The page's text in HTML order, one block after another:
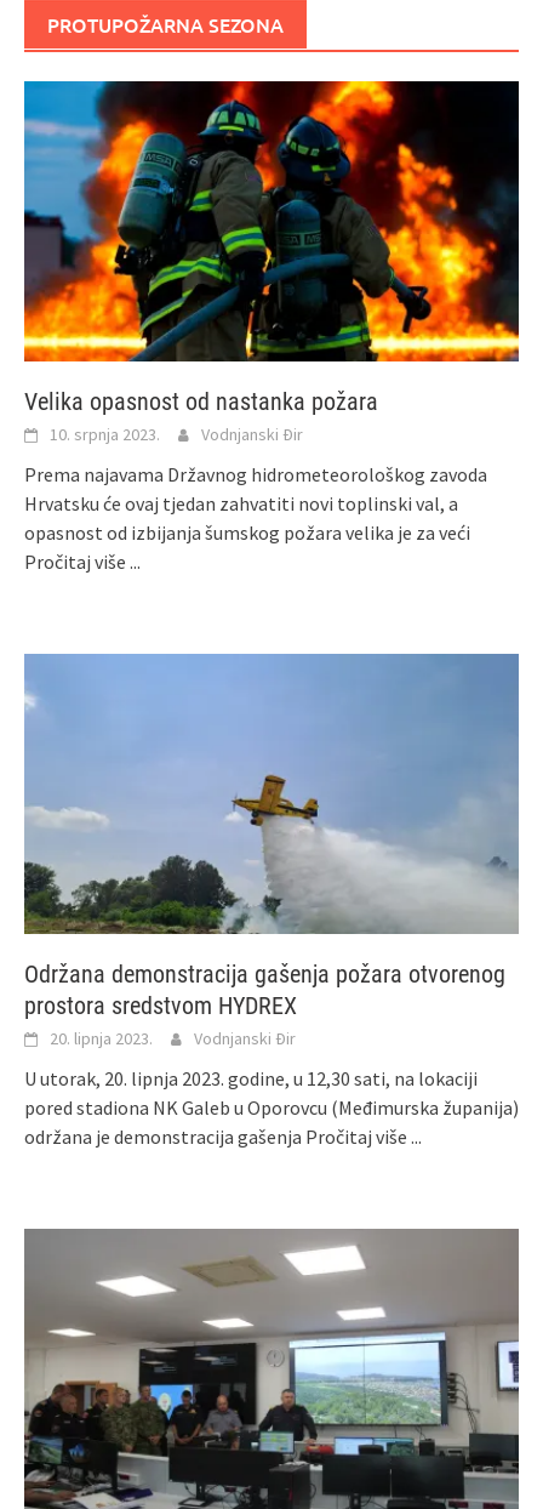
PROTUPOŽARNA SEZONA
Velika opasnost od nastanka požara
10. srpnja 2023. Vodnjanski Đir
Prema najavama Državnog hidrometeorološkog zavoda
Hrvatsku će ovaj tjedan zahvatiti novi toplinski val, a
opasnost od izbijanja šumskog požara velika je za veći
Pročitaj više ...
Održana demonstracija gašenja požara otvorenog
prostora sredstvom HYDREX
20. lipnja 2023. Vodnjanski Đir
U utorak, 20. lipnja 2023. godine, u 12,30 sati, na lokaciji
pored stadiona NK Galeb u Oporovcu (Međimurska županija)
održana je demonstracija gašenja Pročitaj više ...